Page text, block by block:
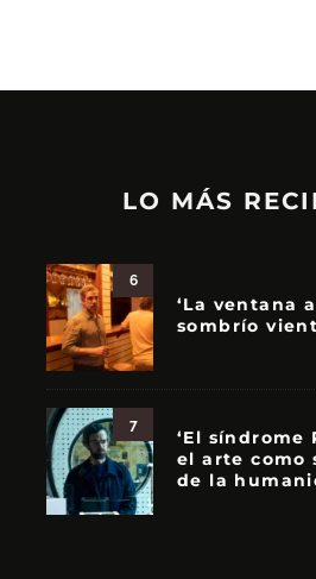
LO MÁS
6
‘La ventana
sombrío
7
‘El síndrome
el arte como
de la